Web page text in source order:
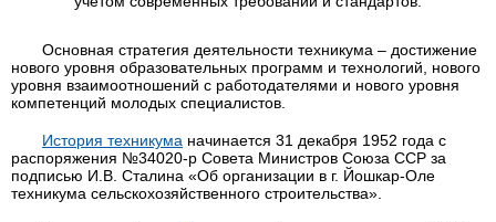
Основная стратегия деятельности техникума – достижение
нового уровня образовательных программ и технологий, нового
уровня взаимоотношений с работодателями и нового уровня
компетенций молодых специалистов.
История техникума начинается 31 декабря 1952 года с
распоряжения №34020-р Совета Министров Союза ССР за
подписью И.В. Сталина «Об организации в г. Йошкар-Оле
техникума сельскохозяйственного строительства».